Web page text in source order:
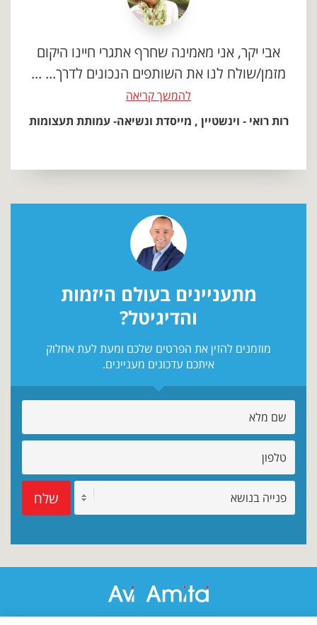
אבי יקר, אני מאמינה שחרף אתגרי חיינו היקום
מזמן/שולח לנו את השותפים הנכונים לדרך... ...
להמשך קריאה
רות רואי - וינשטיין , מייסדת ונשיאה- עמותת תעצומות
מתעניינים בעולם היזמות
והדיגיטל?
מוזמנים להזין את הפרטים שלכם ומעת לעת אחלוק
איתכם עדכונים מעניינים.
שלח